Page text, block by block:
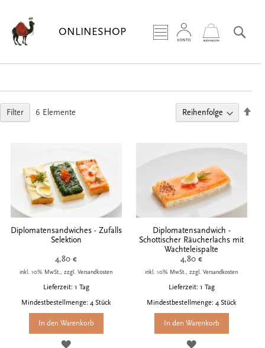
ONLINESHOP
springen
Filter 6 Elemente
Diplomatensandwiches - Zufalls
Selektion
4,80 €
inkl. 10% MwSt., zzgl. Versandkosten
Lieferzeit: 1 Tag
Mindestbestellmenge: 4 Stück
In den Warenkorb
ZUR
Diplomatensandwich -
Schottischer Räucherlachs mit
Wachteleispalte
4,80 €
inkl. 10% MwSt., zzgl. Versandkosten
Lieferzeit: 1 Tag
Mindestbestellmenge: 4 Stück
In den Warenkorb
ZUR